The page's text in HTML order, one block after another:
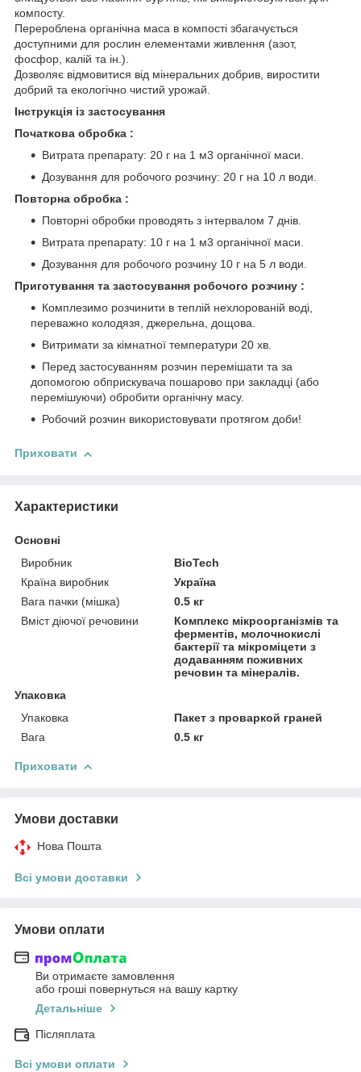
компосту.
Перероблена органічна маса в компості збагачується
доступними для рослин елементами живлення (азот,
фосфор, калій та ін.).
Дозволяє відмовитися від мінеральних добрив, виростити
добрий та екологічно чистий урожай.
Інструкція із застосування
Початкова обробка :
Витрата препарату: 20 г на 1 м3 органічної маси.
Дозування для робочого розчину: 20 г на 10 л води.
Повторна обробка :
Повторні обробки проводять з інтервалом 7 днів.
Витрата препарату: 10 г на 1 м3 органічної маси.
Дозування для робочого розчину 10 г на 5 л води.
Приготування та застосування робочого розчину :
Комплезимо розчинити в теплій нехлорованій воді,
переважно колодязя, джерельна, дощова.
Витримати за кімнатної температури 20 хв.
Перед застосуванням розчин перемішати та за
допомогою обприскувача пошарово при закладці (або
перемішуючи) обробити органічну масу.
Робочий розчин використовувати протягом доби!
Приховати
Характеристики
Основні
Виробник
BioTech
Країна виробник
Україна
Вага пачки (мішка)
0.5 кг
Вміст діючої речовини
Комплекс мікроорганізмів та
ферментів, молочнокислі
бактерії та мікроміцети з
додаванням поживних
речовин та мінералів.
Упаковка
Упаковка
Пакет з проваркой граней
Вага
0.5 кг
Приховати
Умови доставки
Нова Пошта
Всі умови доставки
Умови оплати
Ви отримаєте замовлення
або гроші повернуться на вашу картку
Детальніше
Післяплата
Всі умови оплати